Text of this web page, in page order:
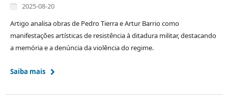
2025-08-20
Artigo analisa obras de Pedro Tierra e Artur Barrio como
manifestações artísticas de resistência à ditadura militar, destacando
a memória e a denúncia da violência do regime.
Saiba mais